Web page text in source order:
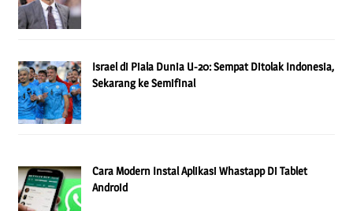
Israel di Piala Dunia U-20: Sempat Ditolak Indonesia,
Sekarang ke Semifinal
Cara Modern Instal Aplikasi Whastapp Di Tablet
Android